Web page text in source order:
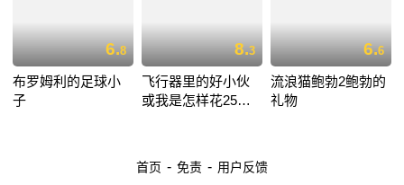
6.8
布罗姆利的足球小
子
8.3
飞行器里的好小伙
或我是怎样花25小
6.6
流浪猫鲍勃2鲍勃的
礼物
首页 - 免责 - 用户反馈